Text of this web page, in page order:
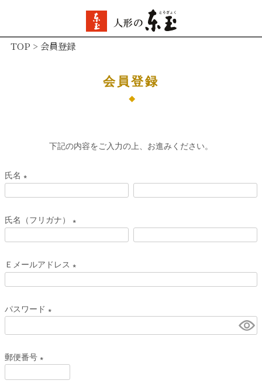
TOP 会員登録
会員登録
下記の内容をご入力の上、お進みください。
氏名
(
須
)
氏名（フリガナ）
(
須
)
Ｅメールアドレス
(
須
パスワード
郵便番号
(